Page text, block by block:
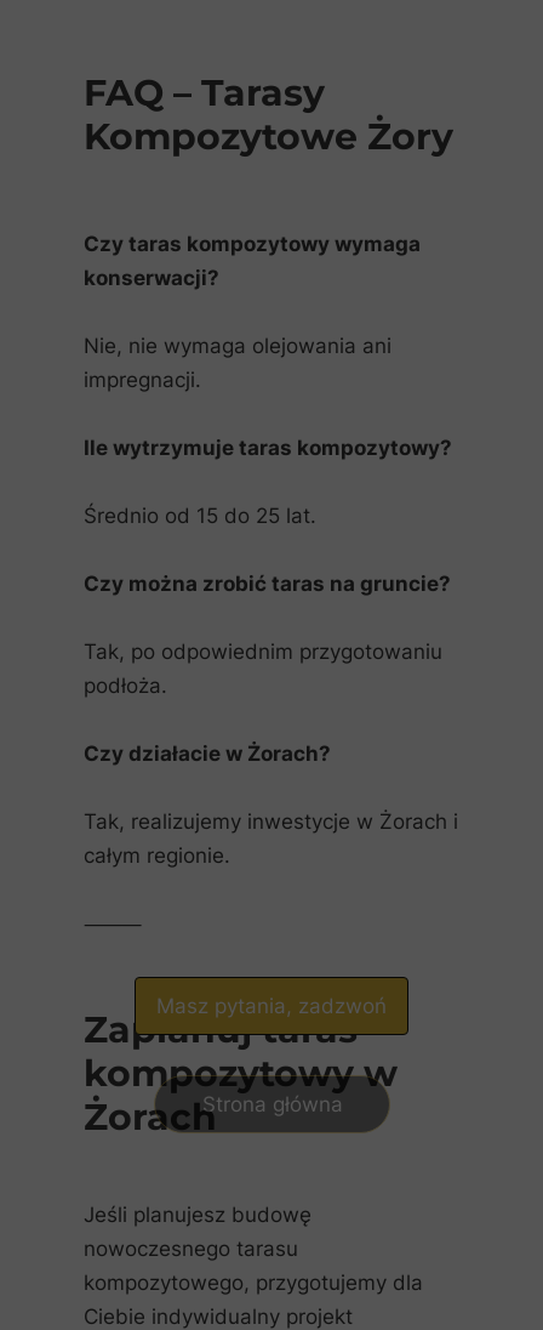
Strona główna
Masz pytania, zadzwoń
FAQ – Tarasy
Kompozytowe Żory
Czy taras kompozytowy wymaga
konserwacji?
Nie, nie wymaga olejowania ani
impregnacji.
Ile wytrzymuje taras kompozytowy?
Średnio od 15 do 25 lat.
Czy można zrobić taras na gruncie?
Tak, po odpowiednim przygotowaniu
podłoża.
Czy działacie w Żorach?
Tak, realizujemy inwestycje w Żorach i
całym regionie.
⸻
Zaplanuj taras
kompozytowy w
Żorach
Jeśli planujesz budowę
nowoczesnego tarasu
kompozytowego, przygotujemy dla
Ciebie indywidualny projekt